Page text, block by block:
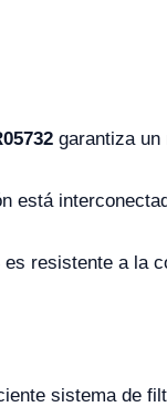
garantiza un
está
resistente a la
sistema de